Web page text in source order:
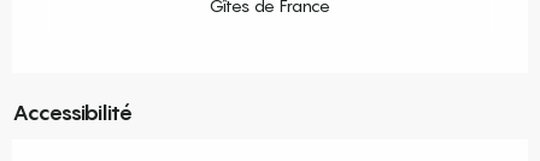
Gîtes de France
Accessibilité